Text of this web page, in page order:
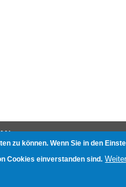
zu können. Wenn Sie in den
Cookies einverstanden sind.